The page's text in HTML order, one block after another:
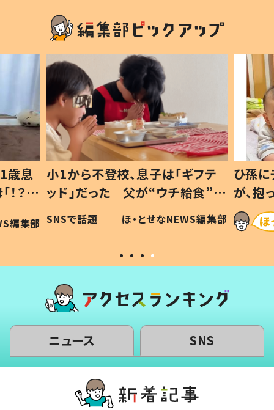
フテ
食”を
編集部
ひ孫にデレデレな80歳じいじ
が、抱っこすると…ひ孫の反応に
「涙が出ました」「可愛くて仕方な
い」
ほ・とせなNEWS編集部
ニュース SNS